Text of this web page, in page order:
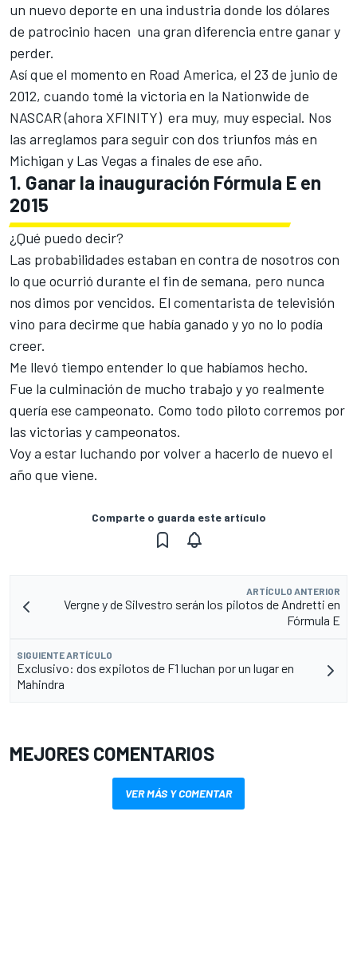
un nuevo deporte en una industria donde los dólares
de patrocinio hacen una gran diferencia entre ganar y
perder.
Así que el momento en Road America, el 23 de junio de
2012, cuando tomé la victoria en la Nationwide de
NASCAR (ahora XFINITY) era muy, muy especial. Nos
las arreglamos para seguir con dos triunfos más en
Michigan y Las Vegas a finales de ese año.
1. Ganar la inauguración Fórmula E en
2015
¿Qué puedo decir?
Las probabilidades estaban en contra de nosotros con
lo que ocurrió durante el fin de semana, pero nunca
nos dimos por vencidos. El comentarista de televisión
vino para decirme que había ganado y yo no lo podía
creer.
Me llevó tiempo entender lo que habíamos hecho.
Fue la culminación de mucho trabajo y yo realmente
quería ese campeonato. Como todo piloto corremos por
las victorias y campeonatos.
Voy a estar luchando por volver a hacerlo de nuevo el
año que viene.
Comparte o guarda este artículo
ARTÍCULO ANTERIOR
Vergne y de Silvestro serán los pilotos de Andretti en
Fórmula E
SIGUIENTE ARTÍCULO
Exclusivo: dos expilotos de F1 luchan por un lugar en
Mahindra
MEJORES COMENTARIOS
VER MÁS Y COMENTAR